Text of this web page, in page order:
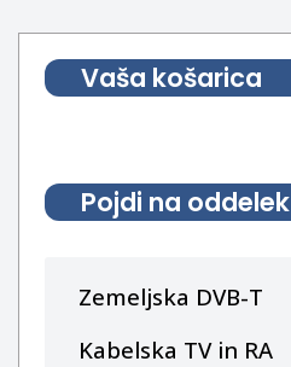
Vaša košarica
Pojdi na oddelek
Zemeljska DVB-T
Kabelska TV in RA